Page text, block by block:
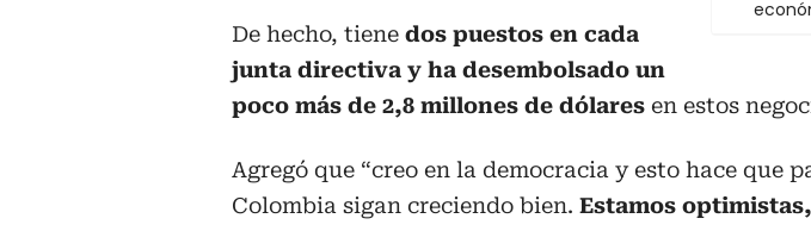
De hecho, tiene dos puestos en cada
junta directiva y ha desembolsado un
poco más de 2,8 millones de dólares en estos
Agregó que “creo en la democracia y esto hace que
Colombia sigan creciendo bien. Estamos